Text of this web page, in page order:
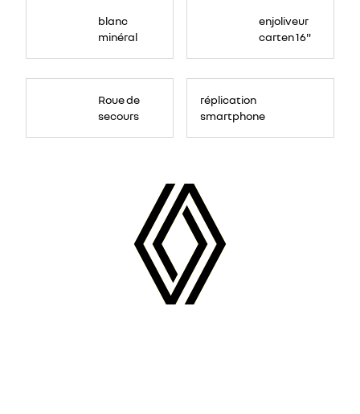
blanc
minéral
enjoliveur
carten 16"
Roue de
secours
réplication
smartphone